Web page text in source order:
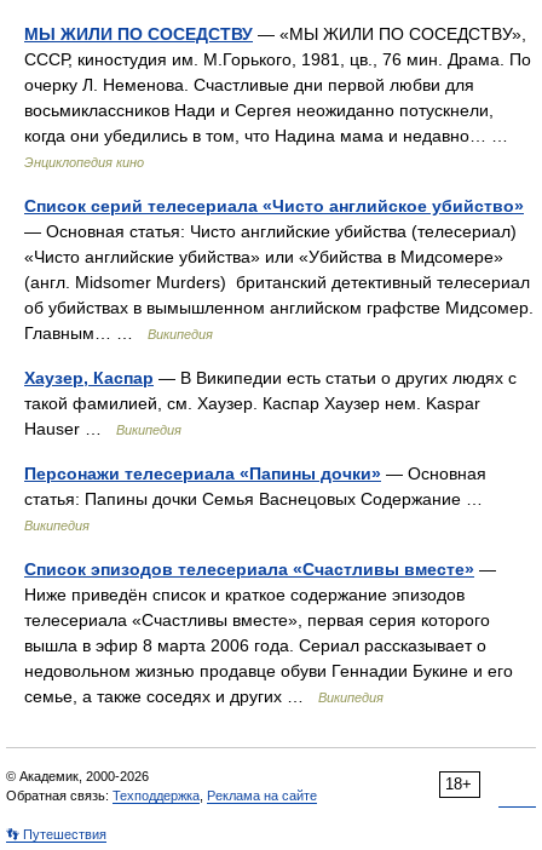
МЫ ЖИЛИ ПО СОСЕДСТВУ — «МЫ ЖИЛИ ПО СОСЕДСТВУ»,
СССР, киностудия им. М.Горького, 1981, цв., 76 мин. Драма. По
очерку Л. Неменова. Счастливые дни первой любви для
восьмиклассников Нади и Сергея неожиданно потускнели,
когда они убедились в том, что Надина мама и недавно… …
Энциклопедия кино
Список серий телесериала «Чисто английское убийство»
— Основная статья: Чисто английские убийства (телесериал)
«Чисто английские убийства» или «Убийства в Мидсомере»
(англ. Midsomer Murders) британский детективный телесериал
об убийствах в вымышленном английском графстве Мидсомер.
Главным… …
Википедия
Хаузер, Каспар — В Википедии есть статьи о других людях с
такой фамилией, см. Хаузер. Каспар Хаузер нем. Kaspar
Hauser …
Википедия
Персонажи телесериала «Папины дочки» — Основная
статья: Папины дочки Семья Васнецовых Содержание …
Википедия
Список эпизодов телесериала «Счастливы вместе» —
Ниже приведён список и краткое содержание эпизодов
телесериала «Счастливы вместе», первая серия которого
вышла в эфир 8 марта 2006 года. Сериал рассказывает о
недовольном жизнью продавце обуви Геннадии Букине и его
семье, а также соседях и других …
Википедия
18+
© Академик, 2000-2026
Обратная связь: Техподдержка Реклама на сайте
👣 Путешествия